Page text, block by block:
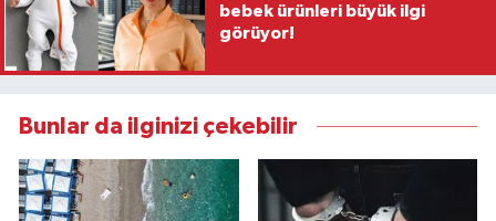
bebek ürünleri büyük ilgi
görüyor!
Bunlar da ilginizi çekebilir